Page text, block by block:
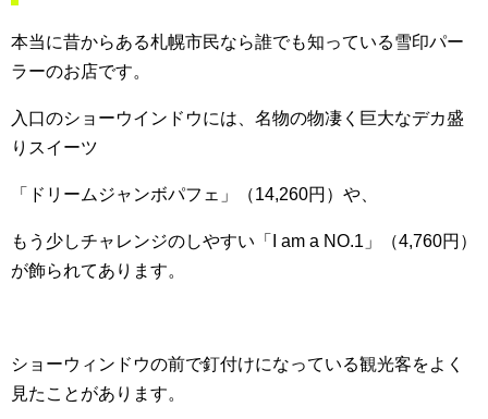
本当に昔からある札幌市民なら誰でも知っている雪印パー
ラーのお店です。
入口のショーウインドウには、名物の物凄く巨大なデカ盛
りスイーツ
「ドリームジャンボパフェ」（14,260円）や、
もう少しチャレンジのしやすい「I am a NO.1」（4,760円）
が飾られてあります。
ショーウィンドウの前で釘付けになっている観光客をよく
見たことがあります。